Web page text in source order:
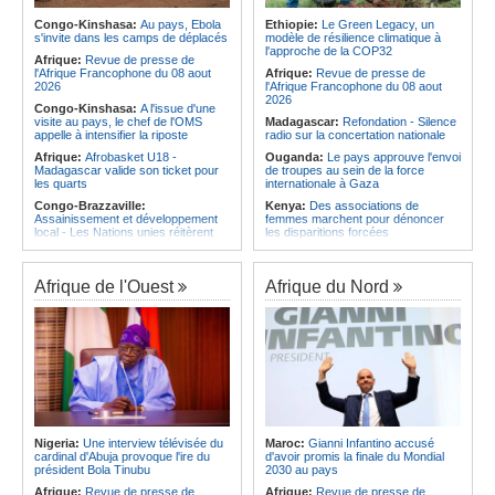
Afrique:Le roman-photo de la
phase de groupes de la
TotalEnergies CAF Coupe d'Afrique
Féminine, Maroc 2026
Afrique:Présentation du Groupe
d'Étude Technique (TSG) de la
des Nations Féminine, Maroc 2026
les services rendus à la Patrie
Angola:Le président de
l'Assemblée nationale en mission
d'évaluation de l'activité
parlementaire de Lunda-Sul
Congo-Kinshasa: Au pays, Ebola
s'invite dans les camps de déplacés
Afrique: Revue de presse de
l'Afrique Francophone du 08 aout
2026
Congo-Kinshasa: A l'issue d'une
visite au pays, le chef de l'OMS
appelle à intensifier la riposte
Afrique: Afrobasket U18 -
Madagascar valide son ticket pour
les quarts
Congo-Brazzaville:
Assainissement et développement
local - Les Nations unies réitèrent
Angola:Le pays a achevé 89 % du
déminage des 911 zones minées
Angola:Des élèves angolais
remportent plus de 50 médailles aux
Olympiades de mathématiques en
Angleterre
Angola:Petro qualifié pour les
demi-finales du championnat
national féminin
Angola:Baisse des cas de
tuberculose au premier semestre
dans la province de Cunene
Angola:Le pétrole brut Brent
s'échange en territoire positif
Ethiopie: Le Green Legacy, un
modèle de résilience climatique à
l'approche de la COP32
Afrique: Revue de presse de
l'Afrique Francophone du 08 aout
2026
Madagascar: Refondation - Silence
radio sur la concertation nationale
Ouganda: Le pays approuve l'envoi
de troupes au sein de la force
internationale à Gaza
Kenya: Des associations de
femmes marchent pour dénoncer
les disparitions forcées
Madagascar:Danse - La création
chorégraphique rassemble ses
adeptes
Madagascar:Média - Mort subite
de Sitraka Rakotobe
Madagascar:Les reins solides
Madagascar:
Vol à la tire - Un
groupe de six femmes se retrouve
Madagascar:
Athlétisme - 100
mètres - Junior Tsiravay et Zo
Afrique de l'Ouest
Nigeria: Une interview télévisée du
cardinal d'Abuja provoque l'ire du
président Bola Tinubu
Afrique: Revue de presse de
Afrique du Nord
Maroc: Gianni Infantino accusé
d'avoir promis la finale du Mondial
2030 au pays
Afrique: Revue de presse de